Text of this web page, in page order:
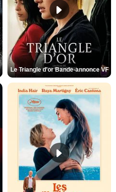
Le Triangle d'or Bande-annonce VF